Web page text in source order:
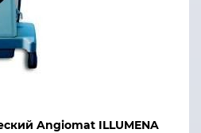
Angiomat ILLUMENA